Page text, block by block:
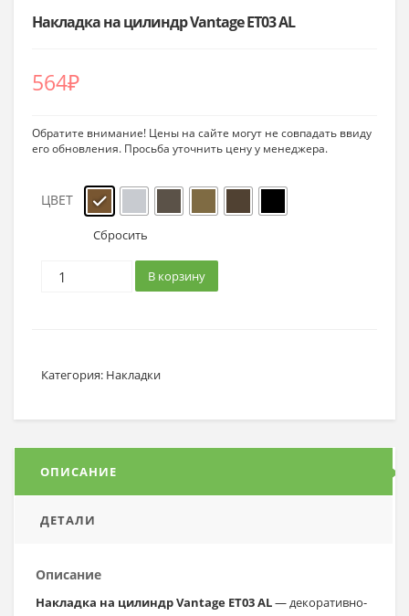
Накладка на цилиндр Vantage ET03 AL
564₽
Обратите внимание! Цены на сайте могут не совпадать ввиду
его обновления. Просьба уточнить цену у менеджера.
ЦВЕТ
Сбросить
В корзину
Категория: Накладки
ОПИСАНИЕ
ДЕТАЛИ
Описание
Накладка на цилиндр Vantage ET03 AL— декоративно-